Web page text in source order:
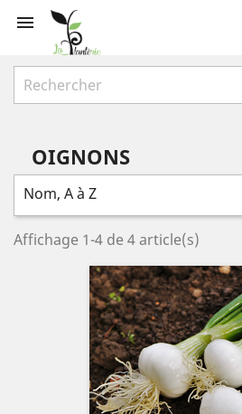

OIGNONS
Nom, A à Z
Affichage 1-4 de 4 article(s)